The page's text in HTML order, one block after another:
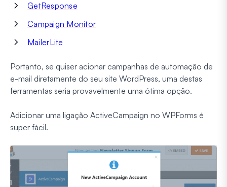
GetResponse
Campaign Monitor
MailerLite
Portanto, se quiser acionar campanhas de automação de
e-mail diretamente do seu site WordPress, uma destas
ferramentas seria provavelmente uma ótima opção.
Adicionar uma ligação ActiveCampaign no WPForms é
super fácil.